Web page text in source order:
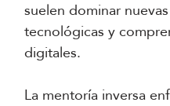
suelen dominar
tecnológicas y
digitales.
La mentoría inversa